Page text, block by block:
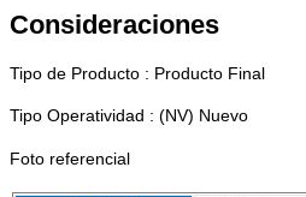
Consideraciones
Tipo de Producto : Producto Final
Tipo Operatividad : (NV) Nuevo
Foto referencial